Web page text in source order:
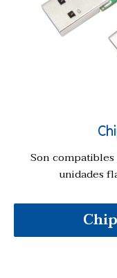
Son
unidades